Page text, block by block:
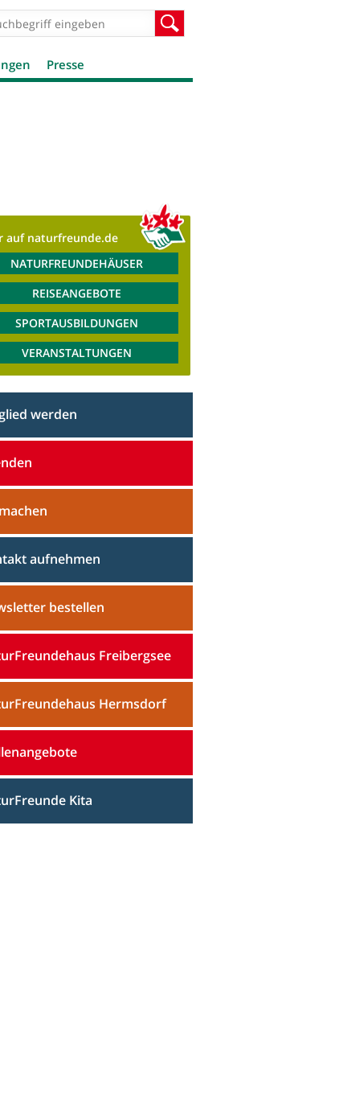
Presse
auf naturfreunde.de
NATURFREUNDEHÄUSER
REISEANGEBOTE
SPORTAUSBILDUNGEN
VERANSTALTUNGEN
werden
aufnehmen
bestellen
Freibergsee
Hermsdorf
Kita